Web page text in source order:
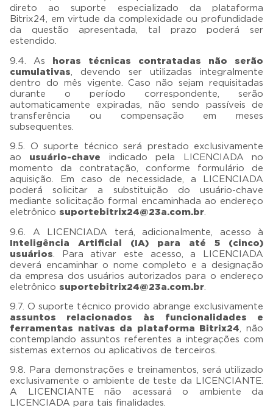
direto ao suporte especializado da plataforma
Bitrix24, em virtude da complexidade ou profundidade
da questão apresentada, tal prazo poderá ser
estendido.
9.4. As horas técnicas contratadas não serão
cumulativas, devendo ser utilizadas integralmente
dentro do mês vigente. Caso não sejam requisitadas
durante o período correspondente, serão
automaticamente expiradas, não sendo passíveis de
transferência ou compensação em meses
subsequentes.
9.5. O suporte técnico será prestado exclusivamente
ao usuário-chave indicado pela LICENCIADA no
momento da contratação, conforme formulário de
aquisição. Em caso de necessidade, a LICENCIADA
poderá solicitar a substituição do usuário-chave
mediante solicitação formal encaminhada ao endereço
eletrônico suportebitrix24@23a.com.br.
9.6. A LICENCIADA terá, adicionalmente, acesso à
Inteligência Artificial (IA) para até 5 (cinco)
usuários . Para ativar este acesso, a LICENCIADA
deverá encaminhar o nome completo e a designação
da empresa dos usuários autorizados para o endereço
eletrônico suportebitrix24@23a.com.br
9.7. O suporte técnico provido abrange exclusivamente
assuntos relacionados às funcionalidades e
ferramentas nativas da plataforma Bitrix24, não
contemplando assuntos referentes a integrações com
sistemas externos ou aplicativos de terceiros.
9.8. Para demonstrações e treinamentos, será utilizado
exclusivamente o ambiente de teste da LICENCIANTE.
A LICENCIANTE não acessará o ambiente da
LICENCIADA para tais finalidades.